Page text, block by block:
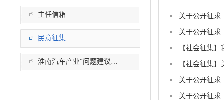
主任信箱
民意征集
淮南汽车产业“问题建议直通车”平台
关于公开征求
关于公开征求
【社会征集
关于公开征求
关于公开征求